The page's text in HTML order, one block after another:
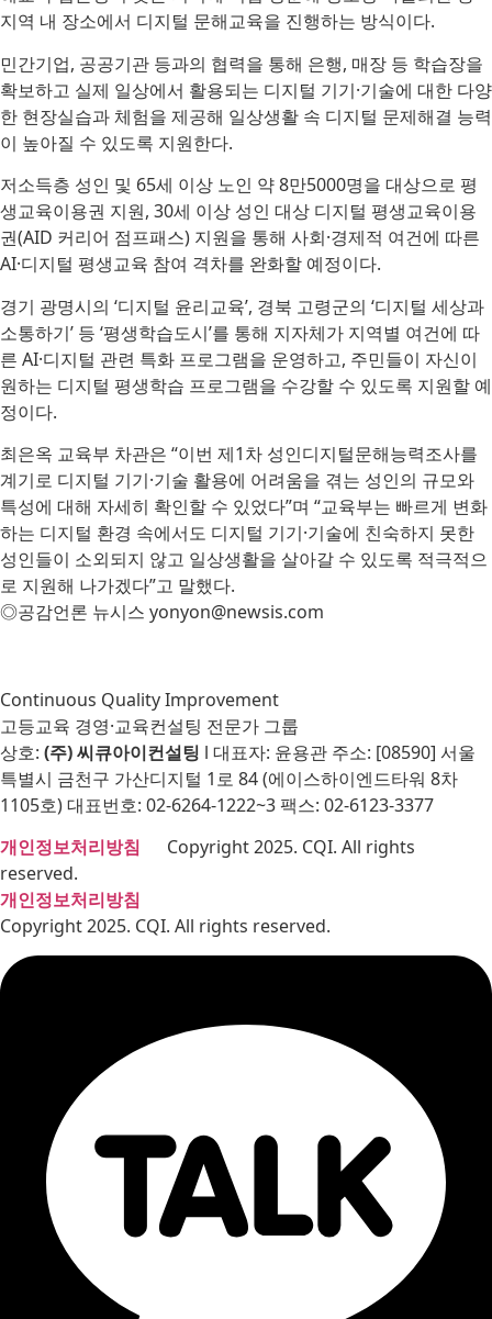
지역 내 장소에서 디지털 문해교육을 진행하는 방식이다.
민간기업, 공공기관 등과의 협력을 통해 은행, 매장 등 학습장을
확보하고 실제 일상에서 활용되는 디지털 기기·기술에 대한 다양
한 현장실습과 체험을 제공해 일상생활 속 디지털 문제해결 능력
이 높아질 수 있도록 지원한다.
저소득층 성인 및 65세 이상 노인 약 8만5000명을 대상으로 평
생교육이용권 지원, 30세 이상 성인 대상 디지털 평생교육이용
권(AID 커리어 점프패스) 지원을 통해 사회·경제적 여건에 따른
AI·디지털 평생교육 참여 격차를 완화할 예정이다.
경기 광명시의 ‘디지털 윤리교육’, 경북 고령군의 ‘디지털 세상과
소통하기’ 등 ‘평생학습도시’를 통해 지자체가 지역별 여건에 따
른 AI·디지털 관련 특화 프로그램을 운영하고, 주민들이 자신이
원하는 디지털 평생학습 프로그램을 수강할 수 있도록 지원할 예
정이다.
최은옥 교육부 차관은 “이번 제1차 성인디지털문해능력조사를
계기로 디지털 기기·기술 활용에 어려움을 겪는 성인의 규모와
특성에 대해 자세히 확인할 수 있었다”며 “교육부는 빠르게 변화
하는 디지털 환경 속에서도 디지털 기기·기술에 친숙하지 못한
성인들이 소외되지 않고 일상생활을 살아갈 수 있도록 적극적으
로 지원해 나가겠다”고 말했다.
◎공감언론 뉴시스 yonyon@newsis.com
Continuous Quality Improvement
고등교육 경영·교육컨설팅 전문가 그룹
상호: (주) 씨큐아이컨설팅 l 대표자: 윤용관 주소: [08590] 서울
특별시 금천구 가산디지털 1로 84 (에이스하이엔드타워 8차
1105호) 대표번호: 02-6264-1222~3 팩스: 02-6123-3377
개인정보처리방침 Copyright 2025. CQI. All rights
reserved.
개인정보처리방침
Copyright 2025. CQI. All rights reserved.